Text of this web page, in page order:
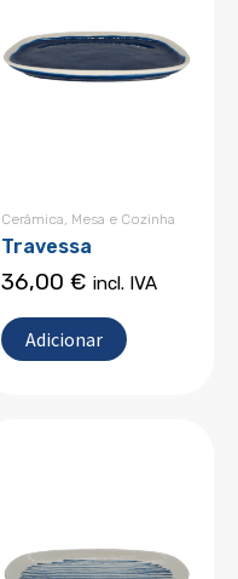
Cerâmica, Mesa e Cozinha
Travessa
36,00 € incl. IVA
Adicionar